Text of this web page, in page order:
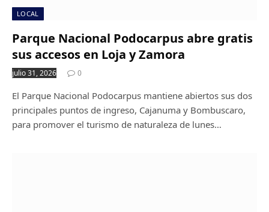
LOCAL
Parque Nacional Podocarpus abre gratis
sus accesos en Loja y Zamora
julio 31, 2026 0
El Parque Nacional Podocarpus mantiene abiertos sus dos
principales puntos de ingreso, Cajanuma y Bombuscaro,
para promover el turismo de naturaleza de lunes…